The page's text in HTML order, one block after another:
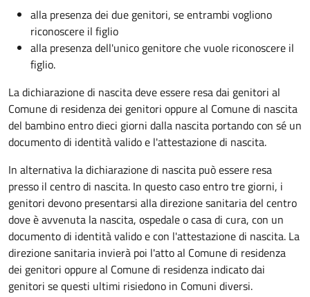
alla presenza dei due genitori, se entrambi vogliono
riconoscere il figlio
alla presenza dell'unico genitore che vuole riconoscere il
figlio.
La dichiarazione di nascita deve essere resa dai genitori al
Comune di residenza dei genitori oppure al Comune di nascita
del bambino entro dieci giorni dalla nascita portando con sé un
documento di identità valido e l'attestazione di nascita.
In alternativa la dichiarazione di nascita può essere resa
presso il centro di nascita. In questo caso entro tre giorni, i
genitori devono presentarsi alla direzione sanitaria del centro
dove è avvenuta la nascita, ospedale o casa di cura, con un
documento di identità valido e con l'attestazione di nascita. La
direzione sanitaria invierà poi l'atto al Comune di residenza
dei genitori oppure al Comune di residenza indicato dai
genitori se questi ultimi risiedono in Comuni diversi.